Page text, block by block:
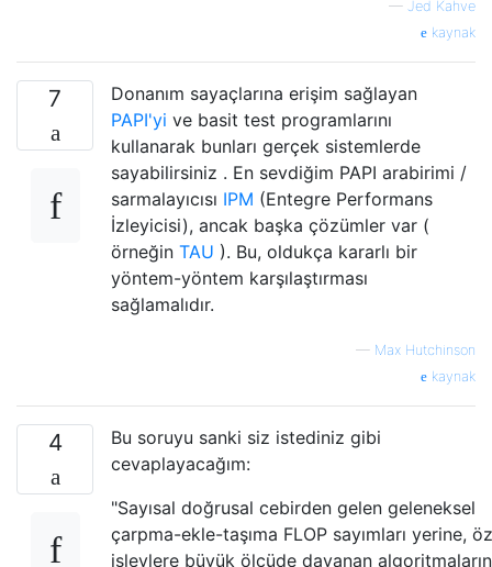
— Jed Kahve
kaynak
7
Donanım sayaçlarına erişim sağlayan
PAPI'yi ve basit test programlarını
kullanarak bunları gerçek sistemlerde
sayabilirsiniz . En sevdiğim PAPI arabirimi /
sarmalayıcısı IPM (Entegre Performans
İzleyicisi), ancak başka çözümler var (
örneğin TAU ). Bu, oldukça kararlı bir
yöntem-yöntem karşılaştırması
sağlamalıdır.
— Max Hutchinson
kaynak
4
Bu soruyu sanki siz istediniz gibi
cevaplayacağım:
"Sayısal doğrusal cebirden gelen geleneksel
çarpma-ekle-taşıma FLOP sayımları yerine,
işlevlere büyük ölçüde dayanan algoritmaların